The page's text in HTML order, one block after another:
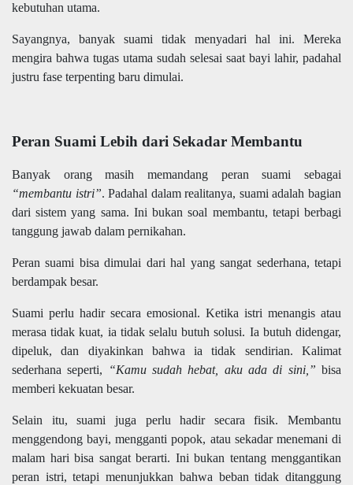
kebutuhan utama.
Sayangnya, banyak suami tidak menyadari hal ini. Mereka
mengira bahwa tugas utama sudah selesai saat bayi lahir, padahal
justru fase terpenting baru dimulai.
Peran Suami Lebih dari Sekadar Membantu
Banyak orang masih memandang peran suami sebagai
“membantu istri”. Padahal dalam realitanya, suami adalah bagian
dari sistem yang sama. Ini bukan soal membantu, tetapi berbagi
tanggung jawab dalam pernikahan.
Peran suami bisa dimulai dari hal yang sangat sederhana, tetapi
berdampak besar.
Suami perlu hadir secara emosional. Ketika istri menangis atau
merasa tidak kuat, ia tidak selalu butuh solusi. Ia butuh didengar,
dipeluk, dan diyakinkan bahwa ia tidak sendirian. Kalimat
sederhana seperti,
“Kamu sudah hebat, aku ada di sini,” bisa
memberi kekuatan besar.
Selain itu, suami juga perlu hadir secara fisik. Membantu
menggendong bayi, mengganti popok, atau sekadar menemani di
malam hari bisa sangat berarti. Ini bukan tentang menggantikan
peran istri, tetapi menunjukkan bahwa beban tidak ditanggung